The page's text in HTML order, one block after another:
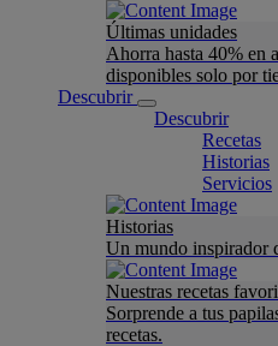
Últimas unidades
Ahorra hasta 40% en
disponibles solo por
Descubrir
Descubrir
Recetas
Historias
Servicios
Historias
Un mundo inspirador
Nuestras recetas
Sorprende a tus
recetas.